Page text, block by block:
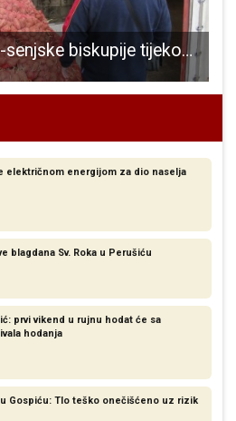
Caritas Gospićko-senjske biskupije tijekom cijele godine ljubi i pomaže one koji nemaju
električnom energijom za dio naselja
blagdana Sv. Roka u Perušiću
prvi vikend u rujnu hodat će sa
hodanja
Gospiću: Tlo teško onečišćeno uz rizik